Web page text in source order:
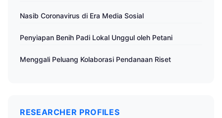
Nasib Coronavirus di Era Media Sosial
Penyiapan Benih Padi Lokal Unggul oleh Petani
Menggali Peluang Kolaborasi Pendanaan Riset
RESEARCHER PROFILES